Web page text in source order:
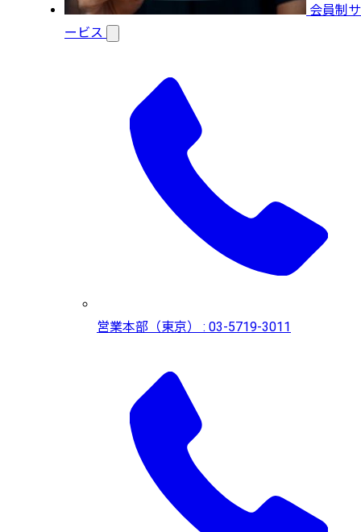
会員制サ
ービス
営業本部（東京） : 03-5719-3011